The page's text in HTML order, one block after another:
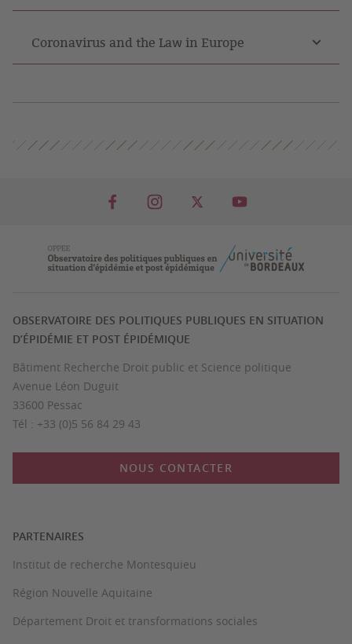
Coronavirus and the Law in Europe
OBSERVATOIRE DES POLITIQUES PUBLIQUES EN SITUATION
D’ÉPIDÉMIE ET POST ÉPIDÉMIQUE
Bâtiment Recherche Droit public et Science politique
Avenue Léon Duguit
33600 Pessac
Tél : +33 (0)5 56 84 29 43
NOUS CONTACTER
PARTENAIRES
Institut de recherche Montesquieu
Région Nouvelle Aquitaine
Département Droit et transformations sociales